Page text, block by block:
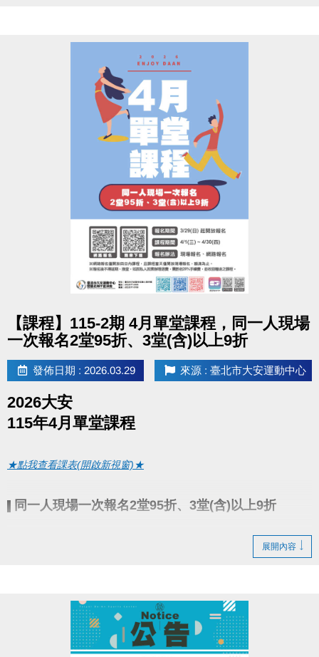
114年度參賽得獎時，就讀大安區高中(職)以下公私
且代表學校參賽。每人限申請1項，須由學校推薦。
▌領獎日期&地點
115/5/16(六) 14:00-17:00 二樓社區教室，未準時出
！詳細規範請參閱申請辦法！
★點我下載【申請辦法 / 申請表 / 委託書】★
【課程】115-2期 4月單堂課程，同一人現場
一次報名2堂95折、3堂(含)以上9折
發佈日期 : 2026.03.29 來源 : 臺北市大安運動中心
2026大安
115年4月單堂課程
★點我查看課表(開啟新視窗)★
▌ 同一人現場一次報名2堂95折、3堂(含)以上9折
網路報名請點我(開啟新視窗)
▪︎ 大安APP 長佳Sports+ APP傳送門⬇
展開內容